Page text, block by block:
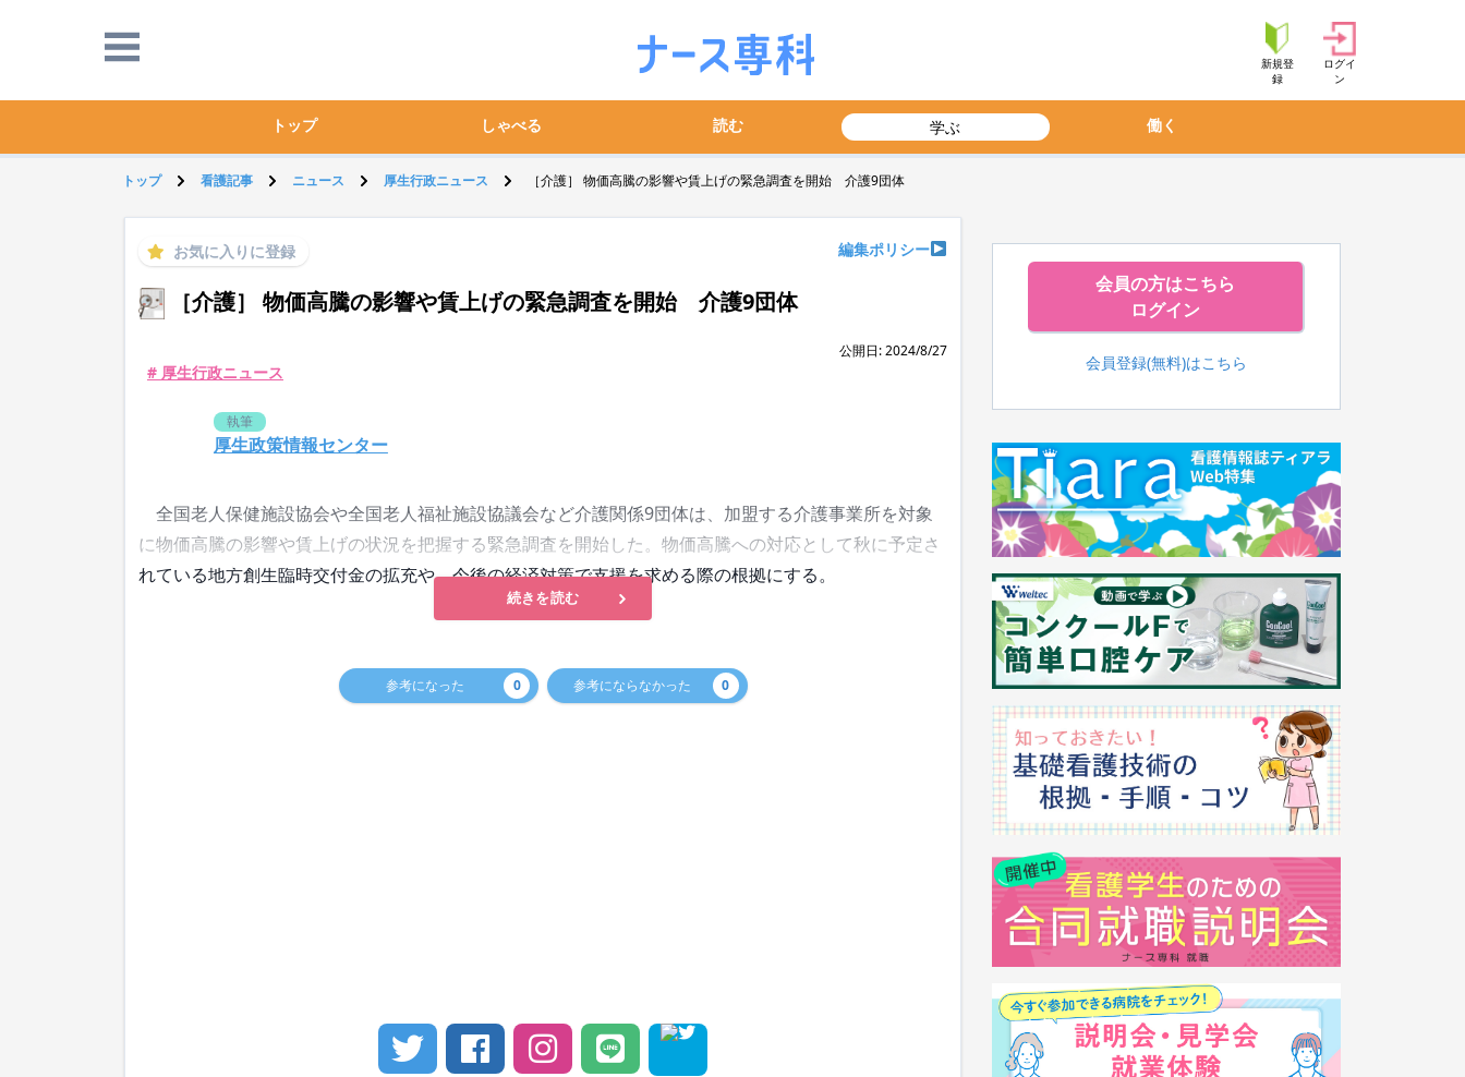
新規登
録
ログイ
ン
トップ しゃべる 読む 学ぶ 働く
トップ 看護記事 ニュース 厚生行政ニュース ［介護］ 物価高騰の影響や賃上げの緊急調査を開始 介護9団体
お気に入りに登録 編集ポリシー
［介護］ 物価高騰の影響や賃上げの緊急調査を開始 介護9団体
公開日: 2024/8/27
# 厚生行政ニュース
執筆
厚生政策情報センター
全国老人保健施設協会や全国老人福祉施設協議会など介護関係9団体は、加盟する介護事業所を対象
に物価高騰の影響や賃上げの状況を把握する緊急調査を開始した。物価高騰への対応として秋に予定さ
れている地方創生臨時交付金の拡充や、今後の経済対策で支援を求める際の根拠にする。
続きを読む
参考になった 0 参考にならなかった 0
会員の方はこちら
ログイン
会員登録(無料)はこちら